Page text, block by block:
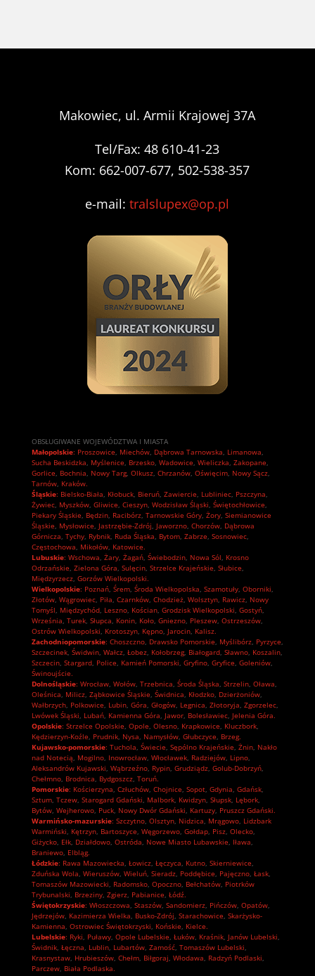
Makowiec, ul. Armii Krajowej 37A
Tel/Fax: 48 610-41-23
Kom: 662-007-677, 502-538-357
e-mail:tralslupex@op.pl
OBSŁUGIWANE WOJEWÓDZTWA I MIASTA
Małopolskie: Proszowice, Miechów, Dąbrowa Tarnowska, Limanowa,
Sucha Beskidzka, Myślenice, Brzesko, Wadowice, Wieliczka, Zakopane,
Gorlice, Bochnia, Nowy Targ, Olkusz, Chrzanów, Oświęcim, Nowy Sącz,
Tarnów, Kraków.
Śląskie: Bielsko-Biała, Kłobuck, Bieruń, Zawiercie, Lubliniec, Pszczyna,
Żywiec, Myszków, Gliwice, Cieszyn, Wodzisław Śląski, Świętochłowice,
Piekary Śląskie, Będzin, Racibórz, Tarnowskie Góry, Żory, Siemianowice
Śląskie, Mysłowice, Jastrzębie-Zdrój, Jaworzno, Chorzów, Dąbrowa
Górnicza, Tychy, Rybnik, Ruda Śląska, Bytom, Zabrze, Sosnowiec,
Częstochowa, Mikołów, Katowice.
Lubuskie: Wschowa, Żary, Żagań, Świebodzin, Nowa Sól, Krosno
Odrzańskie, Zielona Góra, Sulęcin, Strzelce Krajeńskie, Słubice,
Międzyrzecz, Gorzów Wielkopolski.
Wielkopolskie: Poznań, Śrem, Środa Wielkopolska, Szamotuły, Oborniki,
Złotów, Wągrowiec, Piła, Czarnków, Chodzież, Wolsztyn, Rawicz, Nowy
Tomyśl, Międzychód, Leszno, Kościan, Grodzisk Wielkopolski, Gostyń,
Września, Turek, Słupca, Konin, Koło, Gniezno, Pleszew, Ostrzeszów,
Ostrów Wielkopolski, Krotoszyn, Kępno, Jarocin, Kalisz.
Zachodniopomorskie: Choszczno, Drawsko Pomorskie, Myślibórz, Pyrzyce,
Szczecinek, Świdwin, Wałcz, Łobez, Kołobrzeg, Białogard, Sławno, Koszalin,
Szczecin, Stargard, Police, Kamień Pomorski, Gryfino, Gryfice, Goleniów,
Świnoujście.
Dolnośląskie: Wrocław, Wołów, Trzebnica, Środa Śląska, Strzelin, Oława,
Oleśnica, Milicz, Ząbkowice Śląskie, Świdnica, Kłodzko, Dzierżoniów,
Wałbrzych, Polkowice, Lubin, Góra, Głogów, Legnica, Złotoryja, Zgorzelec,
Lwówek Śląski, Lubań, Kamienna Góra, Jawor, Bolesławiec, Jelenia Góra.
Opolskie: Strzelce Opolskie, Opole, Olesno, Krapkowice, Kluczbork,
Kędzierzyn-Koźle, Prudnik, Nysa, Namysłów, Głubczyce, Brzeg.
Kujawsko-pomorskie: Tuchola, Świecie, Sępólno Krajeńskie, Żnin, Nakło
nad Notecią, Mogilno, Inowrocław, Włocławek, Radziejów, Lipno,
Aleksandrów Kujawski, Wąbrzeźno, Rypin, Grudziądz, Golub-Dobrzyń,
Chełmno, Brodnica, Bydgoszcz, Toruń.
Pomorskie: Kościerzyna, Człuchów, Chojnice, Sopot, Gdynia, Gdańsk,
Sztum, Tczew, Starogard Gdański, Malbork, Kwidzyn, Słupsk, Lębork,
Bytów, Wejherowo, Puck, Nowy Dwór Gdański, Kartuzy, Pruszcz Gdański.
Warmińsko-mazurskie: Szczytno, Olsztyn, Nidzica, Mrągowo, Lidzbark
Warmiński, Kętrzyn, Bartoszyce, Węgorzewo, Gołdap, Pisz, Olecko,
Giżycko, Ełk, Działdowo, Ostróda, Nowe Miasto Lubawskie, Iława,
Braniewo, Elbląg.
Łódzkie: Rawa Mazowiecka, Łowicz, Łęczyca, Kutno, Skierniewice,
Zduńska Wola, Wieruszów, Wieluń, Sieradz, Poddębice, Pajęczno, Łask,
Tomaszów Mazowiecki, Radomsko, Opoczno, Bełchatów, Piotrków
Trybunalski, Brzeziny, Zgierz, Pabianice, Łódź.
Świętokrzyskie: Włoszczowa, Staszów, Sandomierz, Pińczów, Opatów,
Jędrzejów, Kazimierza Wielka, Busko-Zdrój, Starachowice, Skarżysko-
Kamienna, Ostrowiec Świętokrzyski, Końskie, Kielce.
Lubelskie: Ryki, Puławy, Opole Lubelskie, Łuków, Kraśnik, Janów Lubelski,
Świdnik, Łęczna, Lublin, Lubartów, Zamość, Tomaszów Lubelski,
Krasnystaw, Hrubieszów, Chełm, Biłgoraj, Włodawa, Radzyń Podlaski,
Parczew, Biała Podlaska.